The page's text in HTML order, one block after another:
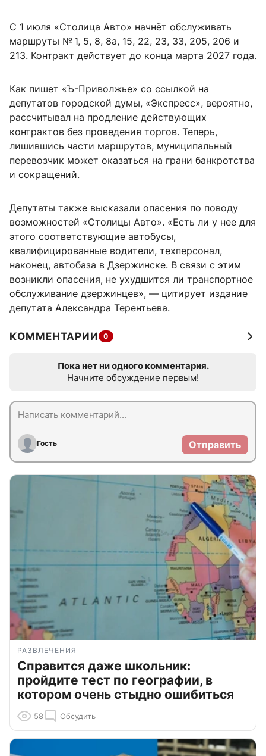
С 1 июля «Столица Авто» начнёт обслуживать
маршруты № 1, 5, 8, 8а, 15, 22, 23, 33, 205, 206 и
213. Контракт действует до конца марта 2027 года.
Как пишет «Ъ-Приволжье» со ссылкой на
депутатов городской думы, «Экспресс», вероятно,
рассчитывал на продление действующих
контрактов без проведения торгов. Теперь,
лишившись части маршрутов, муниципальный
перевозчик может оказаться на грани банкротства
и сокращений.
Депутаты также высказали опасения по поводу
возможностей «Столицы Авто». «Есть ли у нее для
этого соответствующие автобусы,
квалифицированные водители, техперсонал,
наконец, автобаза в Дзержинске. В связи с этим
возникли опасения, не ухудшится ли транспортное
обслуживание дзержинцев», — цитирует издание
депутата Александра Терентьева.
КОММЕНТАРИИ 0
Пока нет ни одного комментария.
Начните обсуждение первым!
Гость Отправить
РАЗВЛЕЧЕНИЯ
Справится даже школьник:
пройдите тест по географии, в
котором очень стыдно ошибиться
58 Обсудить